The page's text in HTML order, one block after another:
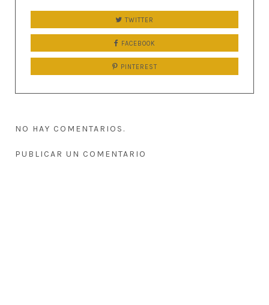
TWITTER
FACEBOOK
PINTEREST
NO HAY COMENTARIOS.
PUBLICAR UN COMENTARIO